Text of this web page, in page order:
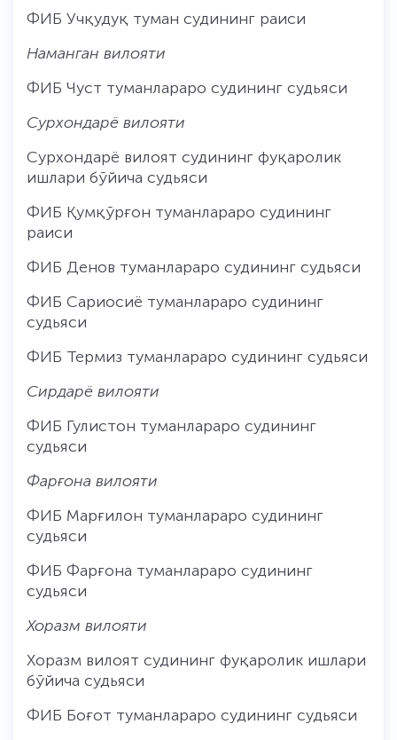
ФИБ Учқудуқ туман судининг раиси
Наманган вилояти
ФИБ Чуст туманлараро судининг судьяси
Сурхондарё вилояти
Сурхондарё вилоят судининг фуқаролик
ишлари бўйича судьяси
ФИБ Қумқўрғон туманлараро судининг
раиси
ФИБ Денов туманлараро судининг судьяси
ФИБ Сариосиё туманлараро судининг
судьяси
ФИБ Термиз туманлараро судининг судьяси
Сирдарё вилояти
ФИБ Гулистон туманлараро судининг
судьяси
Фарғона вилояти
ФИБ Марғилон туманлараро судининг
судьяси
ФИБ Фарғона туманлараро судининг
судьяси
Хоразм вилояти
Хоразм вилоят судининг фуқаролик ишлари
бўйича судьяси
ФИБ Боғот туманлараро судининг судьяси